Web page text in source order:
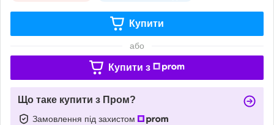
Купити
або
Купити з
Що таке купити з Пром?
Замовлення під захистом